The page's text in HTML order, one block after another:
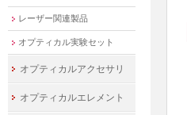
レーザー関連製品
オプティカル実験セット
オプティカルアクセサリ
オプティカルエレメント